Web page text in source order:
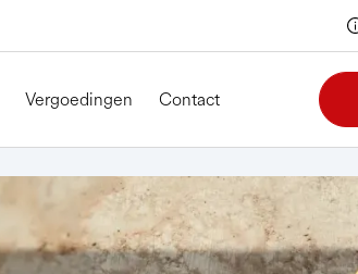
Vergoedingen Contact